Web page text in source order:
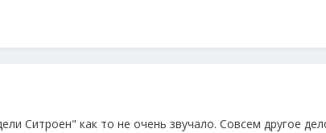
Ситроен" как то не очень звучало. Совсем другое